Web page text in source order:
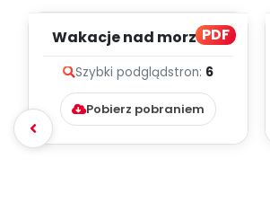
PDF
Wakacje nad morzem,
Szybki podglądstron: 6
Pobierz pobraniem